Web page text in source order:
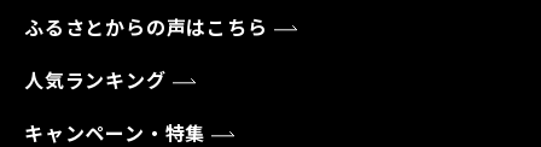
ふるさとからの声はこちら
人気ランキング
キャンペーン・特集